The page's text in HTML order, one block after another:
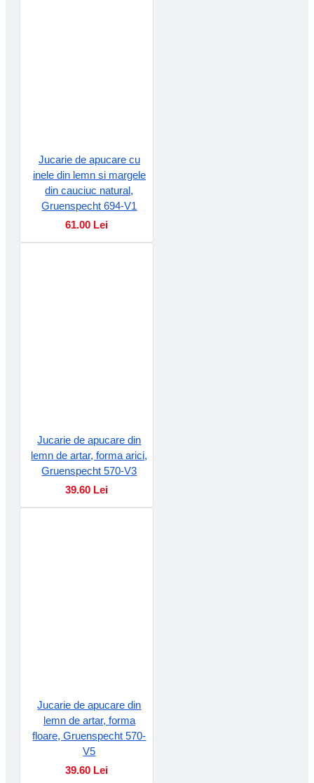
Jucarie de apucare cu
inele din lemn si margele
din cauciuc natural,
Gruenspecht 694-V1
61.00 Lei
Jucarie de apucare din
lemn de artar, forma arici,
Gruenspecht 570-V3
39.60 Lei
Jucarie de apucare din
lemn de artar, forma
floare, Gruenspecht 570-
V5
39.60 Lei